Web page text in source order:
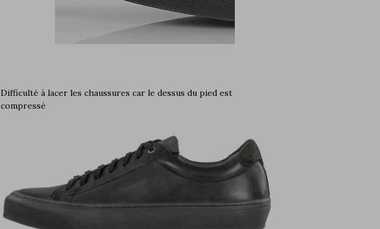
Difficulté à lacer les chaussures car le dessus du pied est
compressé